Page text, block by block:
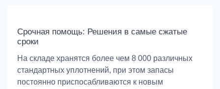
Срочная помощь: Решения в самые сжатые
сроки
На складе хранятся более чем 8 000 различных
стандартных уплотнений, при этом запасы
постоянно приспосабливаются к новым